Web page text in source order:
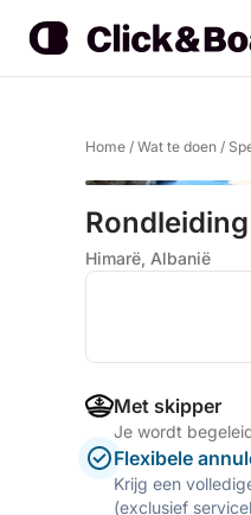
Home / Wat te doen /
Himarë, Albanië
Met skipper
Je wordt
Flexibele
Krijg een
(exclusief